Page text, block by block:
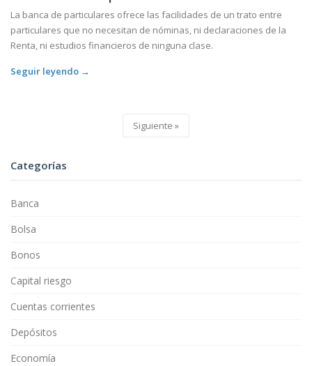
La banca de particulares ofrece las facilidades de un trato entre
particulares que no necesitan de nóminas, ni declaraciones de la
Renta, ni estudios financieros de ninguna clase.
Seguir leyendo →
Siguiente »
Categorías
Banca
Bolsa
Bonos
Capital riesgo
Cuentas corrientes
Depósitos
Economía